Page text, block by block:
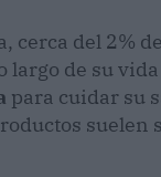
cerca del 2%
largo de su
para cuidar su